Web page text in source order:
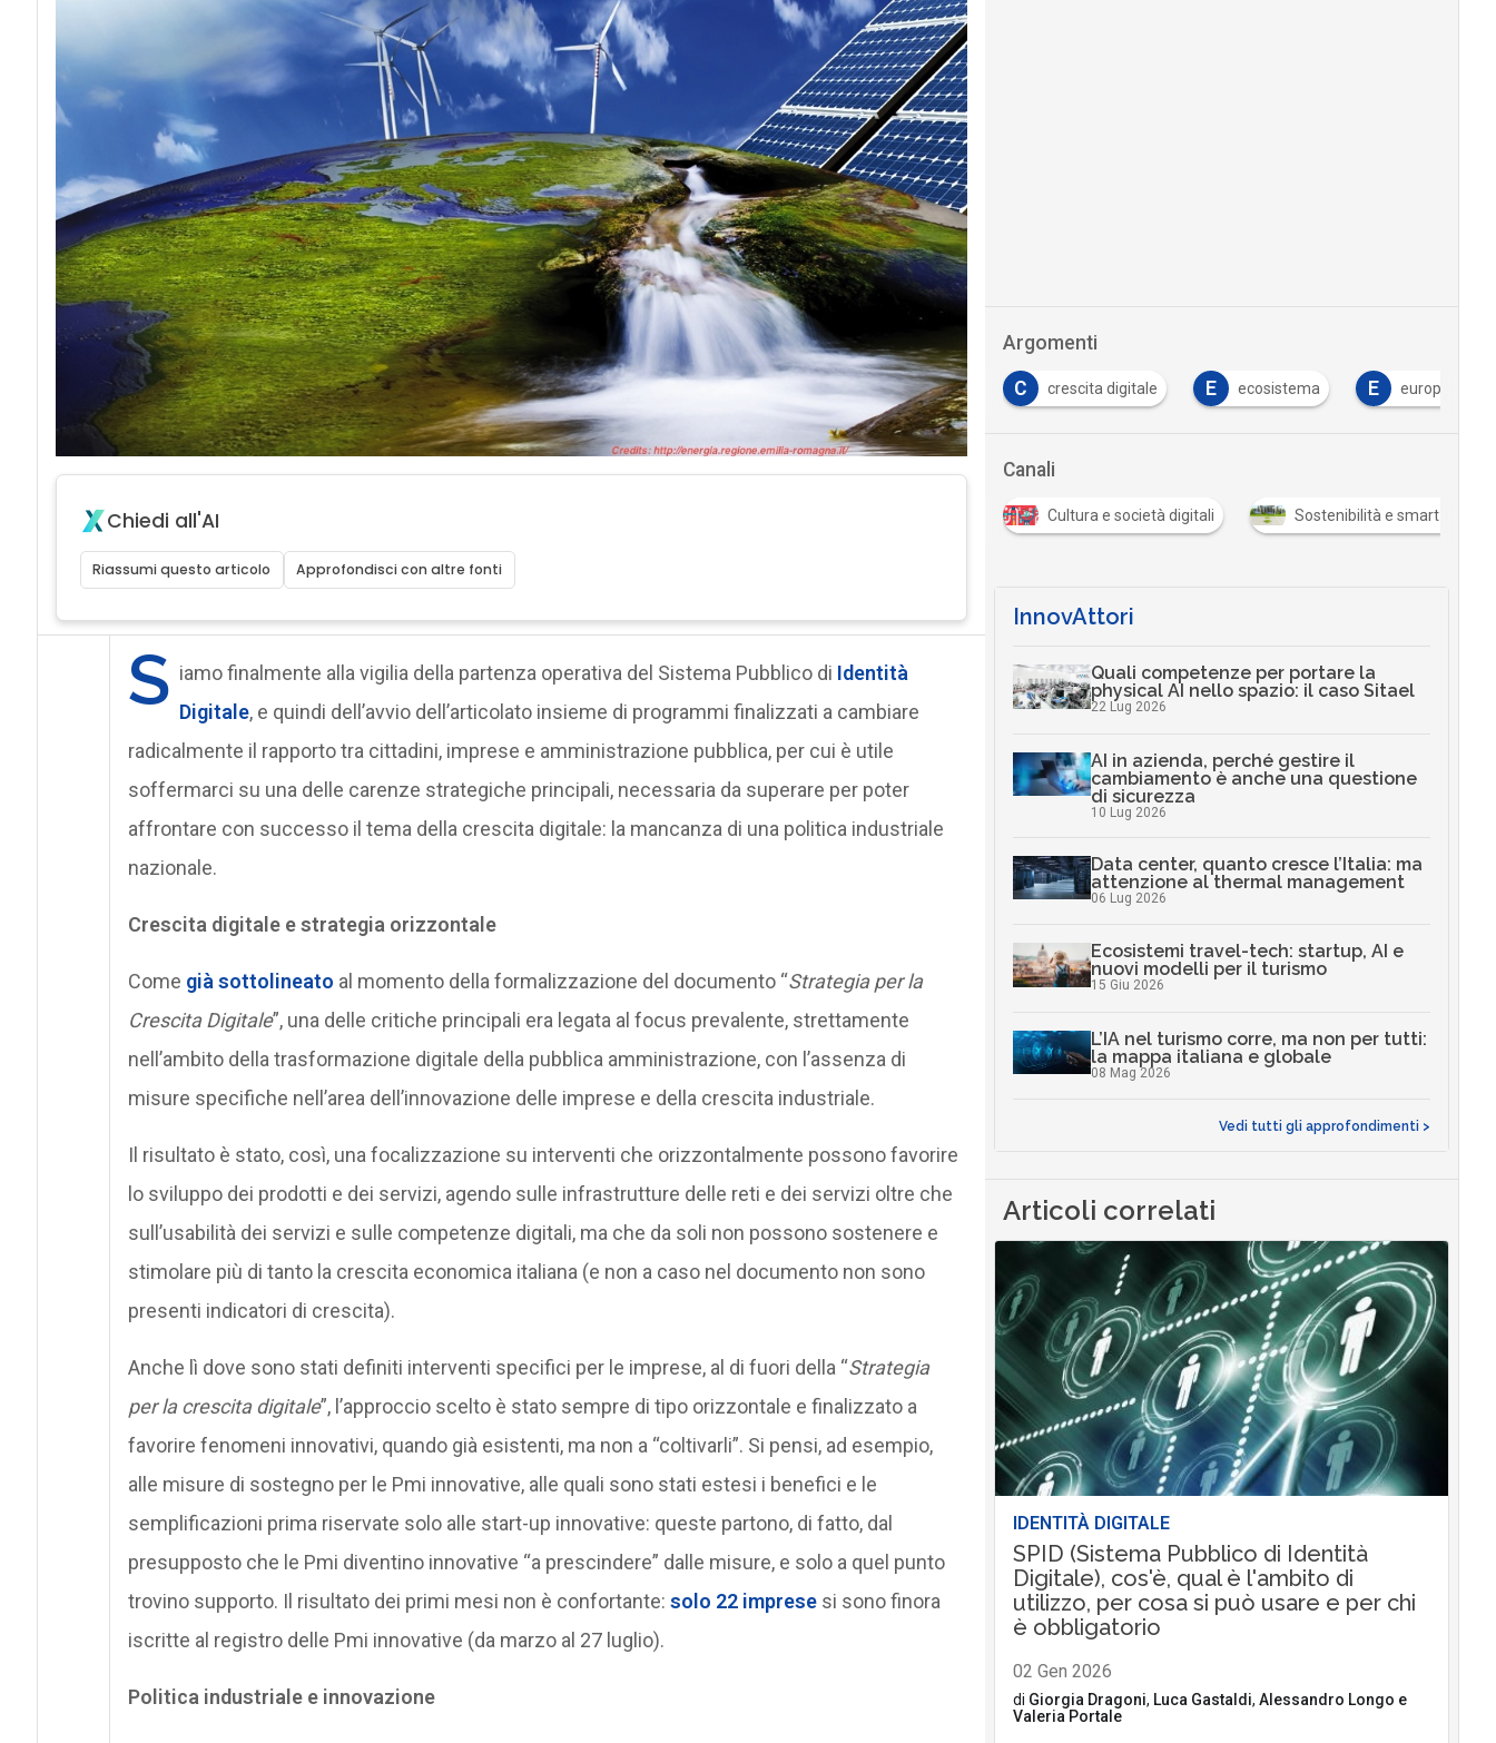
Chiedi all'AI
Riassumi questo articolo Approfondisci con altre fonti
S iamo finalmente alla vigilia della partenza operativa del Sistema Pubblico di Identità
Digitale, e quindi dell’avvio dell’articolato insieme di programmi finalizzati a cambiare
radicalmente il rapporto tra cittadini, imprese e amministrazione pubblica, per cui è utile
soffermarci su una delle carenze strategiche principali, necessaria da superare per poter
affrontare con successo il tema della crescita digitale: la mancanza di una politica industriale
nazionale.
Crescita digitale e strategia orizzontale
Come già sottolineato al momento della formalizzazione del documento “Strategia per la
Crescita Digitale”, una delle critiche principali era legata al focus prevalente, strettamente
nell’ambito della trasformazione digitale della pubblica amministrazione, con l’assenza di
misure specifiche nell’area dell’innovazione delle imprese e della crescita industriale.
Il risultato è stato, così, una focalizzazione su interventi che orizzontalmente possono favorire
lo sviluppo dei prodotti e dei servizi, agendo sulle infrastrutture delle reti e dei servizi oltre che
sull’usabilità dei servizi e sulle competenze digitali, ma che da soli non possono sostenere e
stimolare più di tanto la crescita economica italiana (e non a caso nel documento non sono
presenti indicatori di crescita).
Anche lì dove sono stati definiti interventi specifici per le imprese, al di fuori della “Strategia
per la crescita digitale”, l’approccio scelto è stato sempre di tipo orizzontale e finalizzato a
favorire fenomeni innovativi, quando già esistenti, ma non a “coltivarli”. Si pensi, ad esempio,
alle misure di sostegno per le Pmi innovative, alle quali sono stati estesi i benefici e le
semplificazioni prima riservate solo alle start-up innovative: queste partono, di fatto, dal
presupposto che le Pmi diventino innovative “a prescindere” dalle misure, e solo a quel punto
trovino supporto. Il risultato dei primi mesi non è confortante: solo 22 impresesi sono finora
iscritte al registro delle Pmi innovative (da marzo al 27 luglio).
Politica industriale e innovazione
Argomenti
2 2015 C crescita digitale E ecosistema E europa
Canali
Cultura e società digitali Sostenibilità e smart city
InnovAttori
Quali competenze per portare la
physical AI nello spazio: il caso Sitael
22 Lug 2026
AI in azienda, perché gestire il
cambiamento è anche una questione
di sicurezza
10 Lug 2026
Data center, quanto cresce l’Italia: ma
attenzione al thermal management
06 Lug 2026
Ecosistemi travel-tech: startup, AI e
nuovi modelli per il turismo
15 Giu 2026
L’IA nel turismo corre, ma non per tutti:
la mappa italiana e globale
08 Mag 2026
Vedi tutti gli approfondimenti >
Articoli correlati
IDENTITÀ DIGITALE
SPID (Sistema Pubblico di Identità
Digitale), cos'è, qual è l'ambito di
utilizzo, per cosa si può usare e per chi
è obbligatorio
02 Gen 2026
di Giorgia Dragoni, Luca Gastaldi, Alessandro Longo e
Valeria Portale